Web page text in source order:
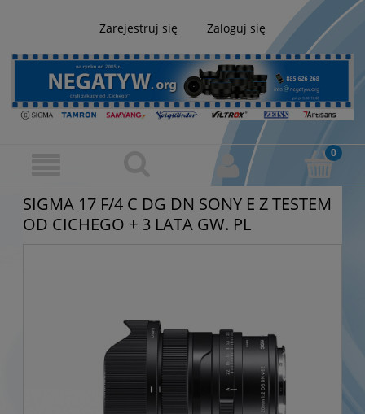
Zarejestruj się Zaloguj się
SIGMA 17 F/4 C DG DN SONY E Z TESTEM
OD CICHEGO + 3 LATA GW. PL